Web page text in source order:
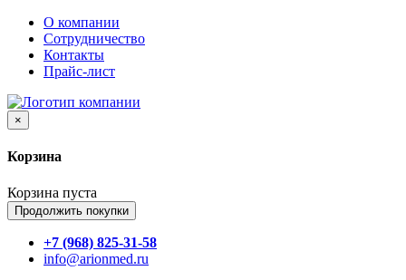
О компании
Сотрудничество
Контакты
Прайс-лист
×
Корзина
Корзина пуста
Продолжить покупки
+7 (968) 825-31-58
info@arionmed.ru